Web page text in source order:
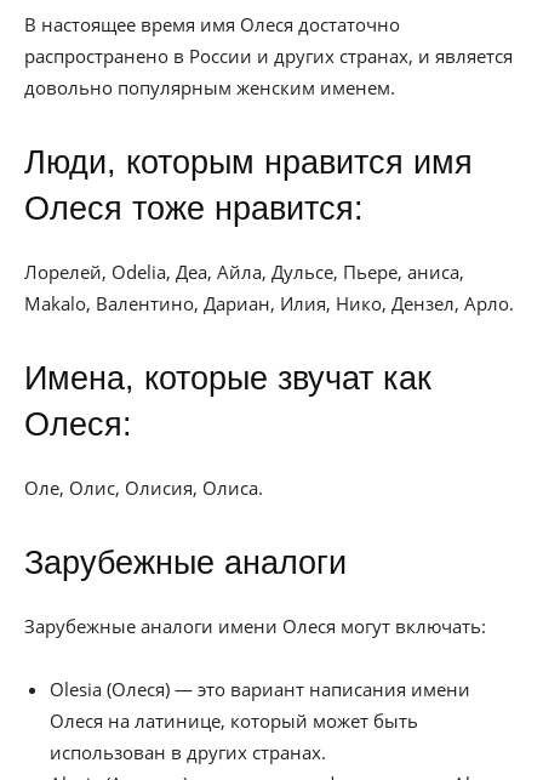
В настоящее время имя Олеся достаточно
распространено в России и других странах, и является
довольно популярным женским именем.
Люди, которым нравится имя
Олеся тоже нравится:
Лорелей, Odelia, Деа, Айла, Дульсе, Пьере, аниса,
Makalo, Валентино, Дариан, Илия, Нико, Дензел, Арло.
Имена, которые звучат как
Олеся:
Оле, Олис, Олисия, Олиса.
Зарубежные аналоги
Зарубежные аналоги имени Олеся могут включать:
Olesia (Олеся) — это вариант написания имени
Олеся на латинице, который может быть
использован в других странах.